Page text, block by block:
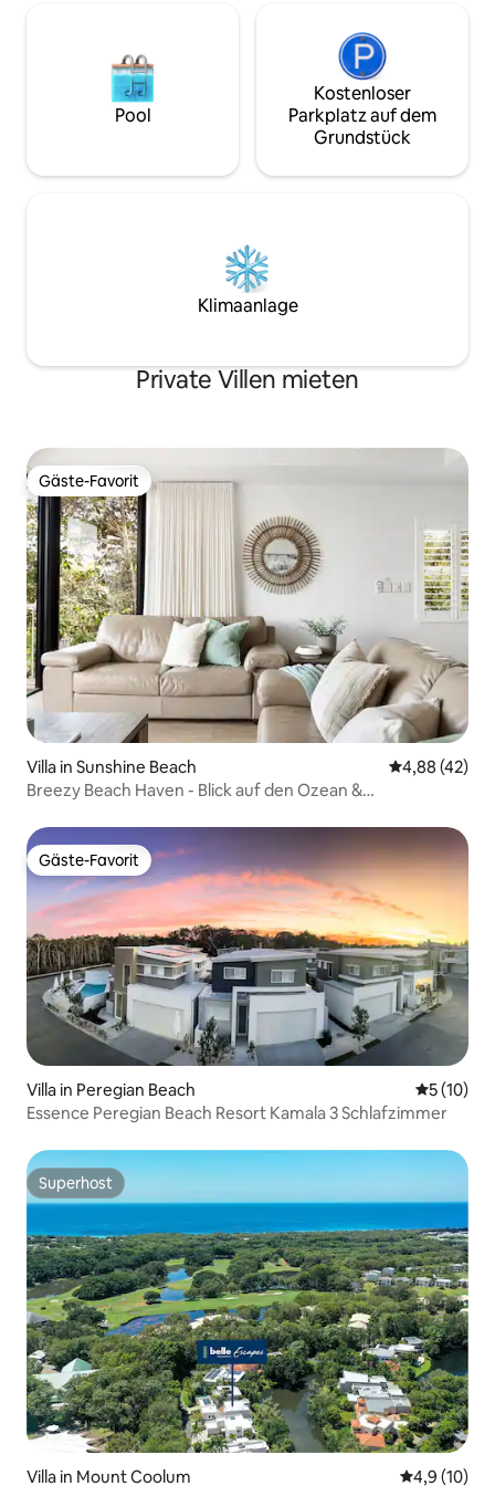
Pool
Kostenloser
Parkplatz auf dem
Grundstück
Klimaanlage
Private Villen mieten
Gäste-Favorit
Gäste-Favorit
Villa in Sunshine Beach
4,88 (42)
Breezy Beach Haven - Blick auf den Ozean &
Gäste-Favorit
Gäste-Favorit
Villa in Peregian Beach
5 (10)
Essence Peregian Beach Resort Kamala 3 Schlafzimmer
Superhost
Superhost
Villa in Mount Coolum 4,9 (10)